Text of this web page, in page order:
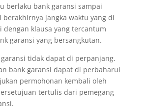
berlaku bank garansi sampai
berakhirnya jangka waktu yang di
dengan klausa yang tercantum
garansi yang bersangkutan.
tidak dapat di perpanjang.
bank garansi dapat di perbaharui
permohonan kembali oleh
tertulis dari pemegang